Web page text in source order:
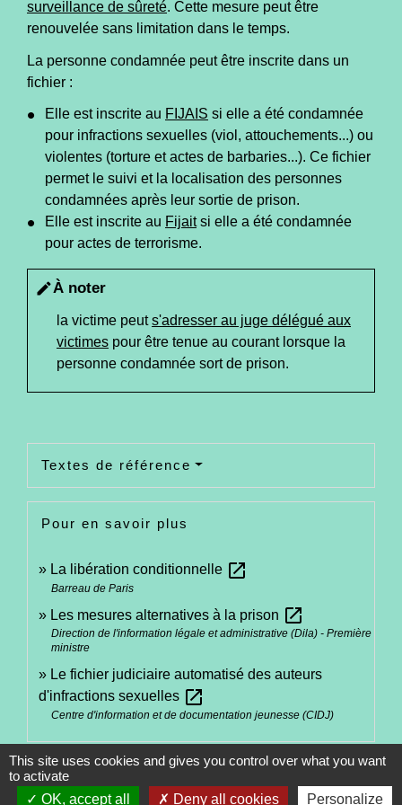
surveillance de sûreté. Cette mesure peut être
renouvelée sans limitation dans le temps.
La personne condamnée peut être inscrite dans un
fichier :
Elle est inscrite au FIJAIS si elle a été condamnée
pour infractions sexuelles (viol, attouchements...) ou
violentes (torture et actes de barbaries...). Ce fichier
permet le suivi et la localisation des personnes
condamnées après leur sortie de prison.
Elle est inscrite au Fijaitsi elle a été condamnée
pour actes de terrorisme.
editÀ noter
la victime peuts'adresser au juge délégué aux
victimes pour être tenue au courant lorsque la
personne condamnée sort de prison.
Textes de référence
Pour en savoir plus
La libération conditionnelle open_in_new
Barreau de Paris
Les mesures alternatives à la prison open_in_new
Direction de l'information légale et administrative (Dila) - Première
ministre
Le fichier judiciaire automatisé des auteurs
d'infractions sexuelles open_in_new
Centre d'information et de documentation jeunesse (CIDJ)
Signaler une erreur sur cette page
This site uses cookies and gives you control over what you want
to activate
OK, accept all
Deny all cookies Personalize